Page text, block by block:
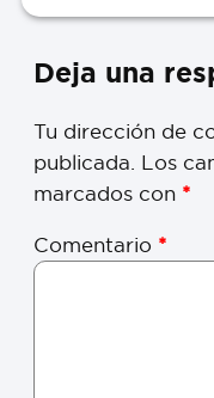
Deja una
Tu dirección de
publicada. Los
marcados con *
Comentario *